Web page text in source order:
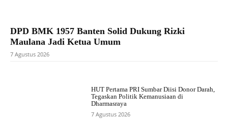
DPD BMK 1957 Banten Solid Dukung Rizki
Maulana Jadi Ketua Umum
7 Agustus 2026
HUT Pertama PRI Sumbar Diisi Donor Darah,
Tegaskan Politik Kemanusiaan di
Dharmasraya
7 Agustus 2026